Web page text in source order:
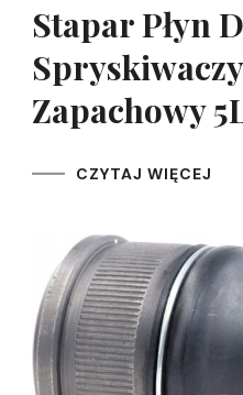
Stapar Płyn
Zapachowy
CZYTAJ WIĘCEJ